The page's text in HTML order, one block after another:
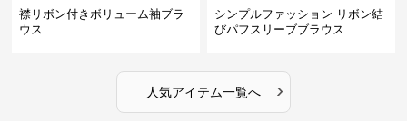
襟リボン付きボリューム袖ブラ
ウス
シンプルファッション リボン結
びパフスリーブブラウス
人気アイテム一覧へ ›